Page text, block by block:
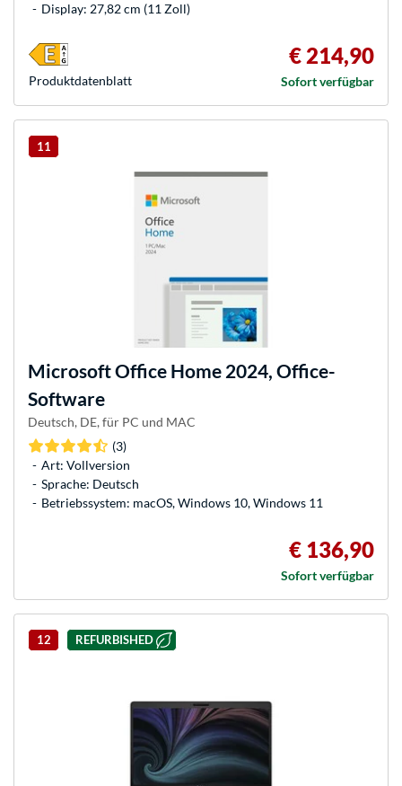
Display: 27,82 cm (11 Zoll)
€ 214,90
Sofort verfügbar
Produkt­datenblatt
11
MicrosoftOffice Home 2024, Office-
Software
Deutsch, DE, für PC und MAC
(3)
Art: Vollversion
Sprache: Deutsch
Betriebssystem: macOS, Windows 10, Windows 11
€ 136,90
Sofort verfügbar
12 REFURBISHED